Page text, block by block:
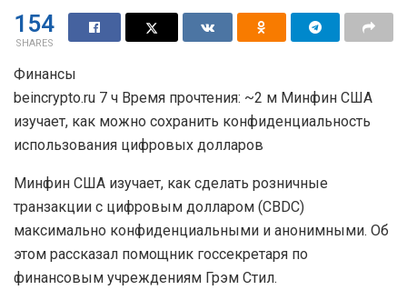
154
SHARES
Финансы
beincrypto.ru 7 ч Время прочтения: ~2 м Минфин США
изучает, как можно сохранить конфиденциальность
использования цифровых долларов
Минфин США изучает, как сделать розничные
транзакции с цифровым долларом (CBDC)
максимально конфиденциальными и анонимными. Об
этом рассказал помощник госсекретаря по
финансовым учреждениям Грэм Стил.